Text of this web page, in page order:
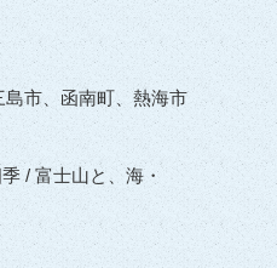
市、函南町、熱海市
/ 富士山と、海・